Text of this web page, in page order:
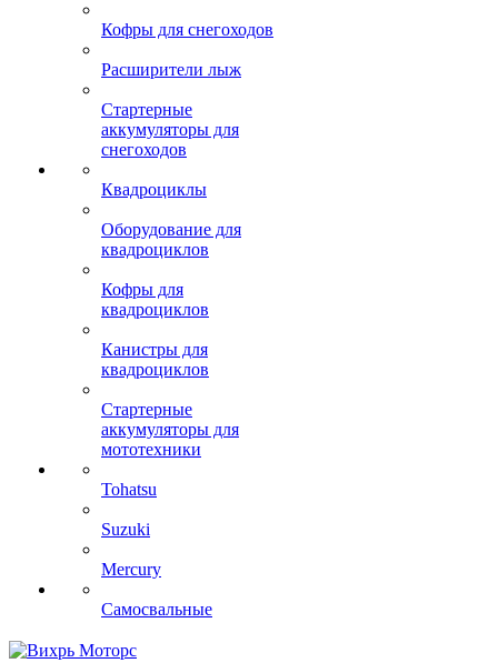
Кофры для снегоходов
Расширители лыж
Стартерные
аккумуляторы для
снегоходов
Квадроциклы
Оборудование для
квадроциклов
Кофры для
квадроциклов
Канистры для
квадроциклов
Стартерные
аккумуляторы для
мототехники
Tohatsu
Suzuki
Mercury
Самосвальные